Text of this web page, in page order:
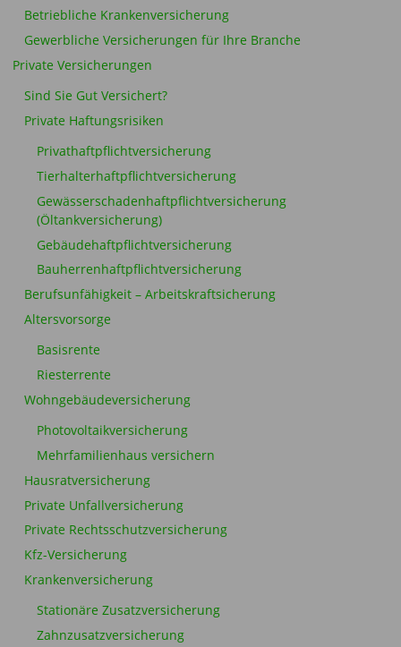
Betriebliche Krankenversicherung
Gewerbliche Versicherungen für Ihre Branche
Private Versicherungen
Sind Sie Gut Versichert?
Private Haftungsrisiken
Privathaftpflichtversicherung
Tierhalterhaftpflichtversicherung
Gewässerschadenhaftpflichtversicherung
(Öltankversicherung)
Gebäudehaftpflichtversicherung
Bauherrenhaftpflichtversicherung
Berufsunfähigkeit – Arbeitskraftsicherung
Altersvorsorge
Basisrente
Riesterrente
Wohngebäudeversicherung
Photovoltaikversicherung
Mehrfamilienhaus versichern
Hausratversicherung
Private Unfallversicherung
Private Rechtsschutzversicherung
Kfz-Versicherung
Krankenversicherung
Stationäre Zusatzversicherung
Zahnzusatzversicherung